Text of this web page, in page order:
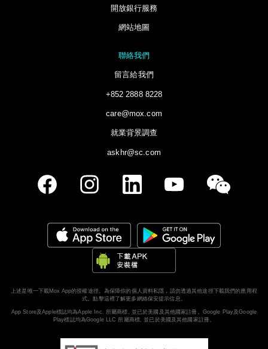
開放銀行服務
網站地圖
聯絡我們
留言給我們
+852 2888 8228
care@mox.com
就業背景調查
askhr@sc.com
上述是唯一下載Mox App的授權途徑。為保障你的個人資料私隱，請勿透過其他途徑下載我們的應用程
式。點擊這裡了解更多網絡保安提示信息。
App Store及Apple標誌均為Apple Inc. 所屬商標, 並已於美國及其他國家註冊。Google Play及Google
Play標誌均為Google LLC 所屬商標, 並已於美國及其他國家註冊。